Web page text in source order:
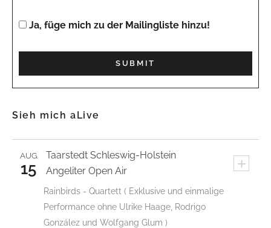
Ja, füge mich zu der Mailingliste hinzu!
Sieh mich aLive
Taarstedt Schleswig-Holstein +
AUG.
15 Angeliter Open Air
Rainbirds - Quartett ( Exklusive und einmalige
Performance ohne Ulrike Haage, Rodrigo
González und Wolfgang Glum )